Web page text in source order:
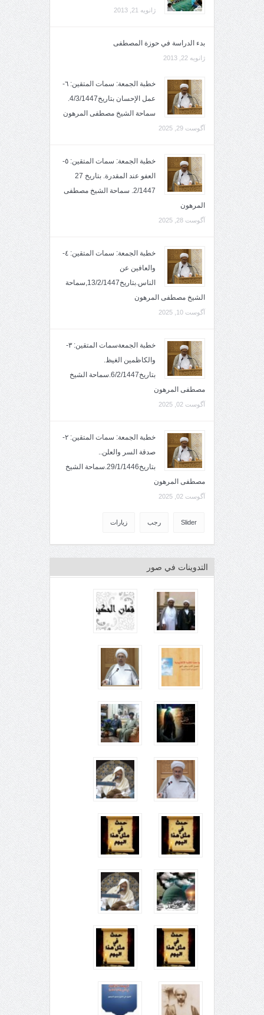
ژانویه 21, 2013
بدء الدراسة في حوزة المصطفى
ژانویه 22, 2013
خطبة الجمعة: سمات المتقين: ٦-
عمل الإحسان بتاريخ4/3/1447.
سماحة الشيخ مصطفى المرهون
آگوست 29, 2025
خطبة الجمعة: سمات المتقين: ٥-
العفو عند المقدرة. بتاريخ 27
2/1447. سماحة الشيخ مصطفى
المرهون
آگوست 28, 2025
خطبة الجمعة: سمات المتقين: ٤-
والعافين عن
الناس.بتاريخ13/2/1447,سماحة
الشيخ مصطفى المرهون
آگوست 10, 2025
خطبة الجمعةسمات المتقين: ٣-
والكاظمين الغيظ.
بتاريخ6/2/1447.سماحة الشيخ
مصطفى المرهون
آگوست 02, 2025
خطبة الجمعة: سمات المتقين: ٢-
صدقة السر والعلن..
بتاريخ29/1/1446.سماحة الشيخ
مصطفى المرهون
آگوست 02, 2025
Slider رجب زيارات
التدوينات في صور